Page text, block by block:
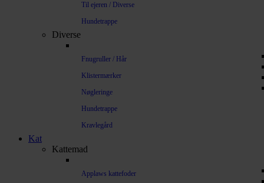
Til ejeren / Diverse
Hundetrappe
Diverse
Fnugruller / Hår
Klistermærker
Nøgleringe
Hundetrappe
Kravlegård
Kat
Kattemad
Applaws kattefoder